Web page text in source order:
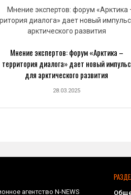
Мнение экспертов: форум «Арктика –
территория диалога» дает новый импульс
для арктического развития
28.03.2025
агентство N-NEWS